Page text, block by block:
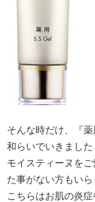
そんな時だけ、『
和らいでいきました
モイスティーヌを
た事がない方もい
こちらはお肌の炎